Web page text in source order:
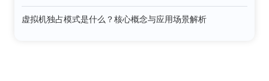
虚拟机独占模式是什么？核心概念与应用场景解析